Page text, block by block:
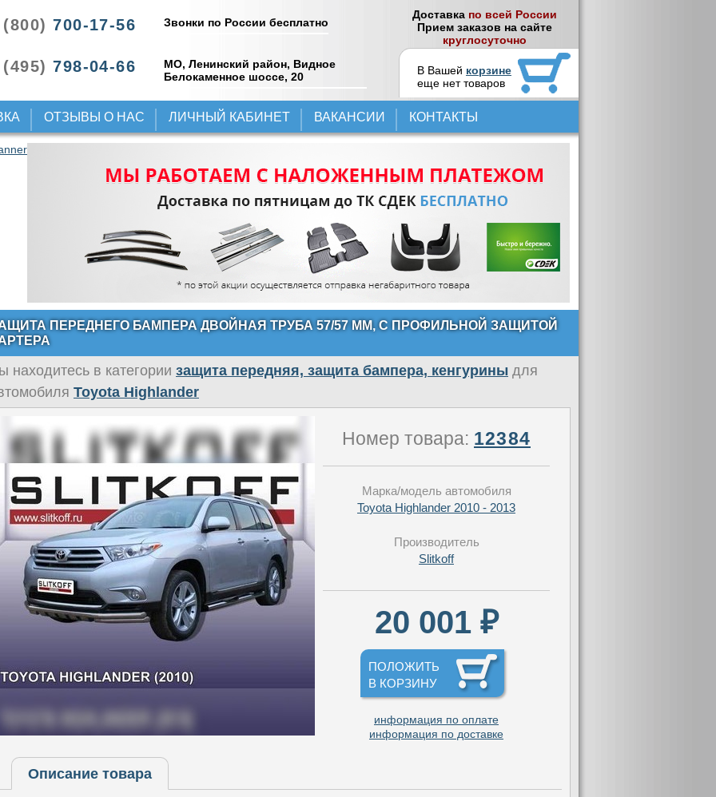
700-17-56
798-04-66
Звонки по России бесплатно
МО, Ленинский район, Видное
Белокаменное шоссе, 20
Доставка по всей России
Прием заказов на сайте
круглосуточно
В Вашей корзине
еще нет товаров
ОТЗЫВЫ О НАС ЛИЧНЫЙ КАБИНЕТ ВАКАНСИИ КОНТАКТЫ
ПЕРЕДНЕГО БАМПЕРА ДВОЙНАЯ ТРУБА 57/57 ММ, С ПРОФИЛЬНОЙ ЗАЩИТОЙ
находитесь в категории защита передняя, защита бампера, кенгурины для
Toyota Highlander
Номер товара: 12384
Марка/модель автомобиля
Toyota Highlander 2010 - 2013
Производитель
Slitkoff
20 001 ₽
ПОЛОЖИТЬ
В КОРЗИНУ
информация по оплате
информация по доставке
Описание товара